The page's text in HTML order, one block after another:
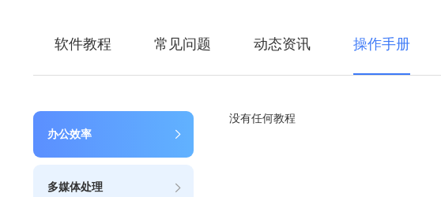
软件教程 常见问题 动态资讯 操作手册
办公效率
多媒体处理
没有任何教程